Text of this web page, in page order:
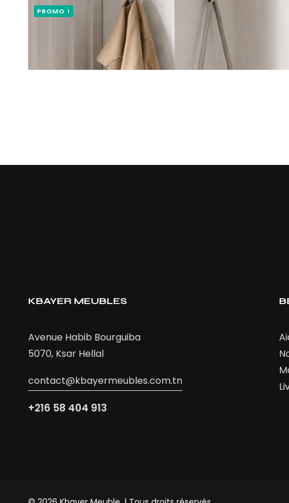
PROMO !
KBAYER MEUBLES
Avenue Habib Bourguiba
5070, Ksar Hellal
contact@kbayermeubles.com.tn
+216 58 404 913